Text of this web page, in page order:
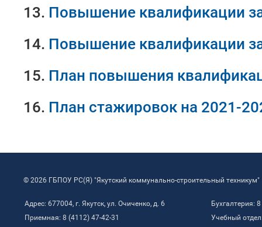
13. Повышение квалификации
14. Повышение квалификации
15. План повышения
16. План стажировок на 2021-
© 2026 ГБПОУ РС(Я) "Якутский коммунально-строительный техникум"
Адрес: 677004, г. Якутск, ул. Очиченко, д. 6
Бухгалтерия:
Приемная: 8 (4112) 47-42-31
Учебный